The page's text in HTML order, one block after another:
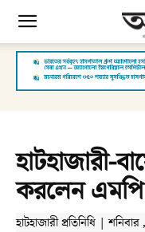
হাটহাজারী-
করলেন এমপি
হাটহাজারী প্রতিনিধি |